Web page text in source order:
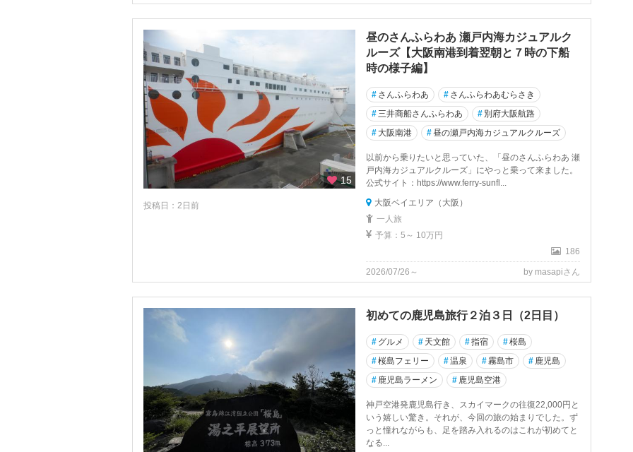
愛知
三重
滋賀
京都
大阪
奈良
岡山
香川
愛媛
高知
15
投稿日：2日前
昼のさんふらわあ 瀬戸内海カジュアルク
ルーズ【大阪南港到着翌朝と７時の下船
時の様子編】
# さんふらわあ # さんふらわあむらさき
#三井商船さんふらわあ # 別府大阪航路
# 大阪南港 #昼の瀬戸内海カジュアルクルーズ
以前から乗りたいと思っていた、「昼のさんふらわあ 瀬
戸内海カジュアルクルーズ」にやっと乗って来ました。
公式サイト：https://www.ferry-sunfl...
大阪ベイエリア（大阪）
一人旅
予算：5～ 10万円
186
2026/07/26～ by masapiさん
初めての鹿児島旅行２泊３日（2日目）
# グルメ # 天文館 #指宿 #桜島
#桜島フェリー #温泉 #霧島市 # 鹿児島
# 鹿児島ラーメン # 鹿児島空港
神戸空港発鹿児島行き、スカイマークの往復22,000円と
いう嬉しい驚き。それが、今回の旅の始まりでした。ず
っと憧れながらも、足を踏み入れるのはこれが初めてと
なる...